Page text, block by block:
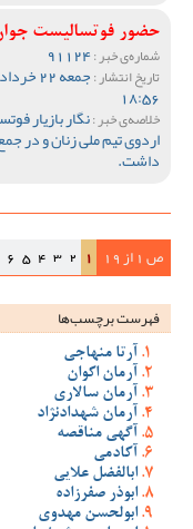
حضور فوتسالیست
شماره‌ی خبر :
تاریخ انتشار :
18:56
خلاصه‌ی خبر :نگار بازیار
اردوی تیم ملی زنان و در
داشت.
ص 1 از 19 1
2
3
4
5
6
فهرست برچسب‌ها
آرتا منهاجی
آرمان اکوان
آرمان سالاری
آرمان شهدادنژاد
آگهی مناقصه
آکادمی
ابالفضل علایی
ابوذر صفرزاده
ابولحسن مهدوی